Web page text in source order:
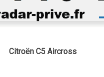
Citroën C5 Aircross